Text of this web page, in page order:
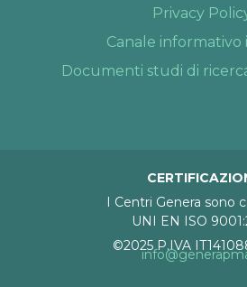
Privacy
Canale
Documenti studi di
I Centri Genera sono
UNI EN ISO
©2025 P.IVA